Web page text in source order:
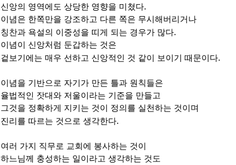
신앙의 영역에도 상당한 영향을 미쳤다.
이념은 한쪽만을 강조하고 다른 쪽은 무시해버리거나
칭찬과 욕설의 이중성을 띠게 되는 경우가 많다.
이념이 신앙처럼 둔갑하는 것은
겉보기에는 매우 선하고 신앙적인 것 같이 보이기 때문이다.
이념을 기반으로 자기가 만든 틀과 원칙들은
율법적인 잣대와 저울이라는 기준을 만들고
그것을 정확하게 지키는 것이 정의를 실천하는 것이며
진리를 따르는 것으로 생각한다.
여러 가지 직무로 교회에 봉사하는 것이
하느님께 충성하는 일이라고 생각하는 것도